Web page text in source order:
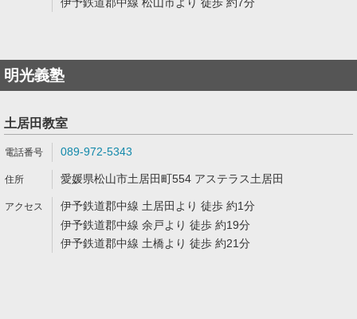
明光義塾
土居田教室
089-972-5343
愛媛県松山市土居田町554 アステラス土居田
伊予鉄道郡中線 土居田より 徒歩 約1分
伊予鉄道郡中線 余戸より 徒歩 約19分
伊予鉄道郡中線 土橋より 徒歩 約21分